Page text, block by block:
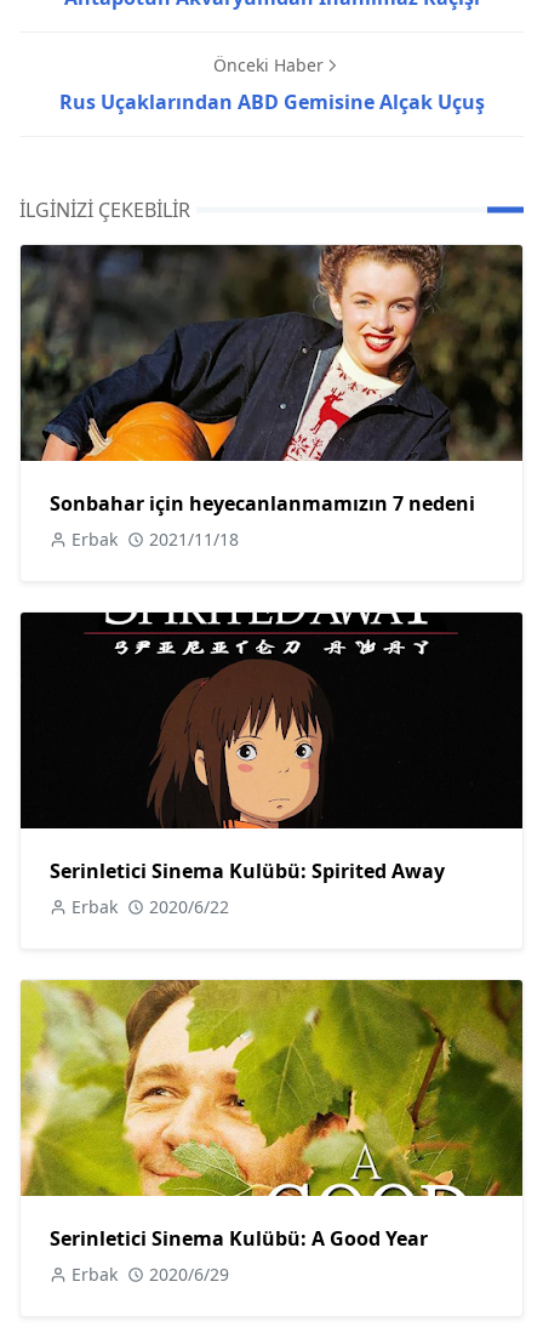
Önceki Haber
Rus Uçaklarından ABD Gemisine Alçak Uçuş
İLGINIZI ÇEKEBILIR
Sonbahar için heyecanlanmamızın 7 nedeni
Erbak 2021/11/18
Serinletici Sinema Kulübü: Spirited Away
Erbak 2020/6/22
Serinletici Sinema Kulübü: A Good Year
Erbak 2020/6/29